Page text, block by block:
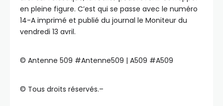
en pleine figure. C’est qui se passe avec le numéro
14-A imprimé et publié du journal le Moniteur du
vendredi 13 avril.
©️ Antenne 509 #Antenne509 | A509 #A509
©️ Tous droits réservés.–